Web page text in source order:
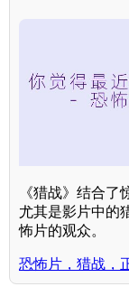
《猎战》结合了
尤其是影片中的
怖片的观众。
恐怖片，猎战，